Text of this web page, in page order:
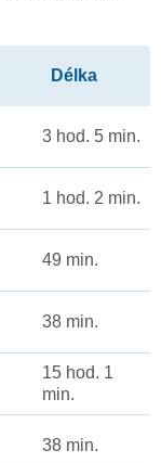
Délka
3 hod. 5 min.
1 hod. 2 min.
49 min.
38 min.
15 hod. 1
min.
38 min.